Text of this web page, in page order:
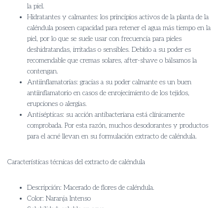
la piel.
Hidratantes y calmantes: los principios activos de la planta de la
caléndula poseen capacidad para retener el agua más tiempo en la
piel, por lo que se suele usar con frecuencia para pieles
deshidratandas, irritadas o sensibles. Debido a su poder es
recomendable que cremas solares, after-shave o bálsamos la
contengan.
Antiinflamatorias: gracias a su poder calmante es un buen
antiinflamatorio en casos de enrojecimiento de los tejidos,
erupciones o alergias.
Antisépticas: su acción antibacteriana está clínicamente
comprobada. Por esta razón, muchos desodorantes y productos
para el acné llevan en su formulación extracto de caléndula.
Características técnicas del extracto de caléndula
Descripción: Macerado de flores de caléndula.
Color: Naranja Intenso